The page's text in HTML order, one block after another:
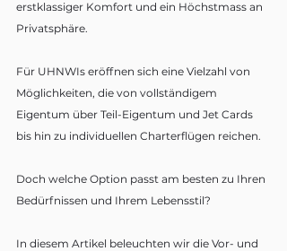
erstklassiger Komfort und ein Höchstmass an
Privatsphäre.
Für UHNWIs eröffnen sich eine Vielzahl von
Möglichkeiten, die von vollständigem
Eigentum über Teil-Eigentum und Jet Cards
bis hin zu individuellen Charterflügen reichen.
Doch welche Option passt am besten zu Ihren
Bedürfnissen und Ihrem Lebensstil?
In diesem Artikel beleuchten wir die Vor- und